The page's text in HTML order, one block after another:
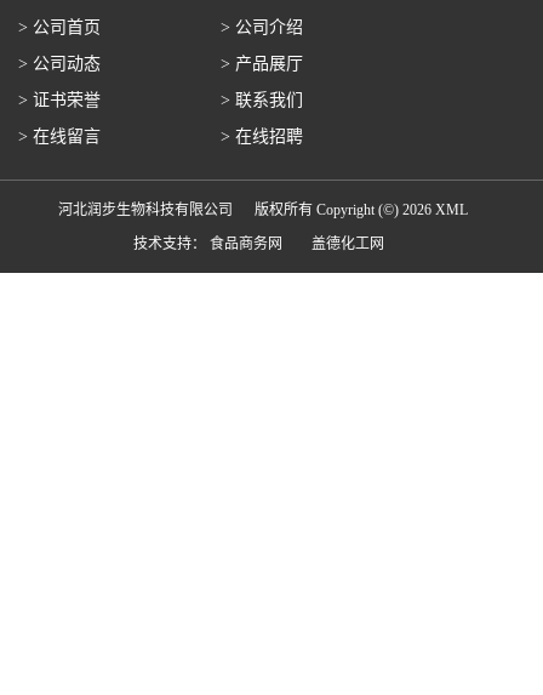
> 公司首页
> 公司介绍
> 公司动态
> 产品展厅
> 证书荣誉
> 联系我们
> 在线留言
> 在线招聘
河北润步生物科技有限公司 版权所有 Copyright (©) 2026 XML
技术支持： 食品商务网 盖德化工网